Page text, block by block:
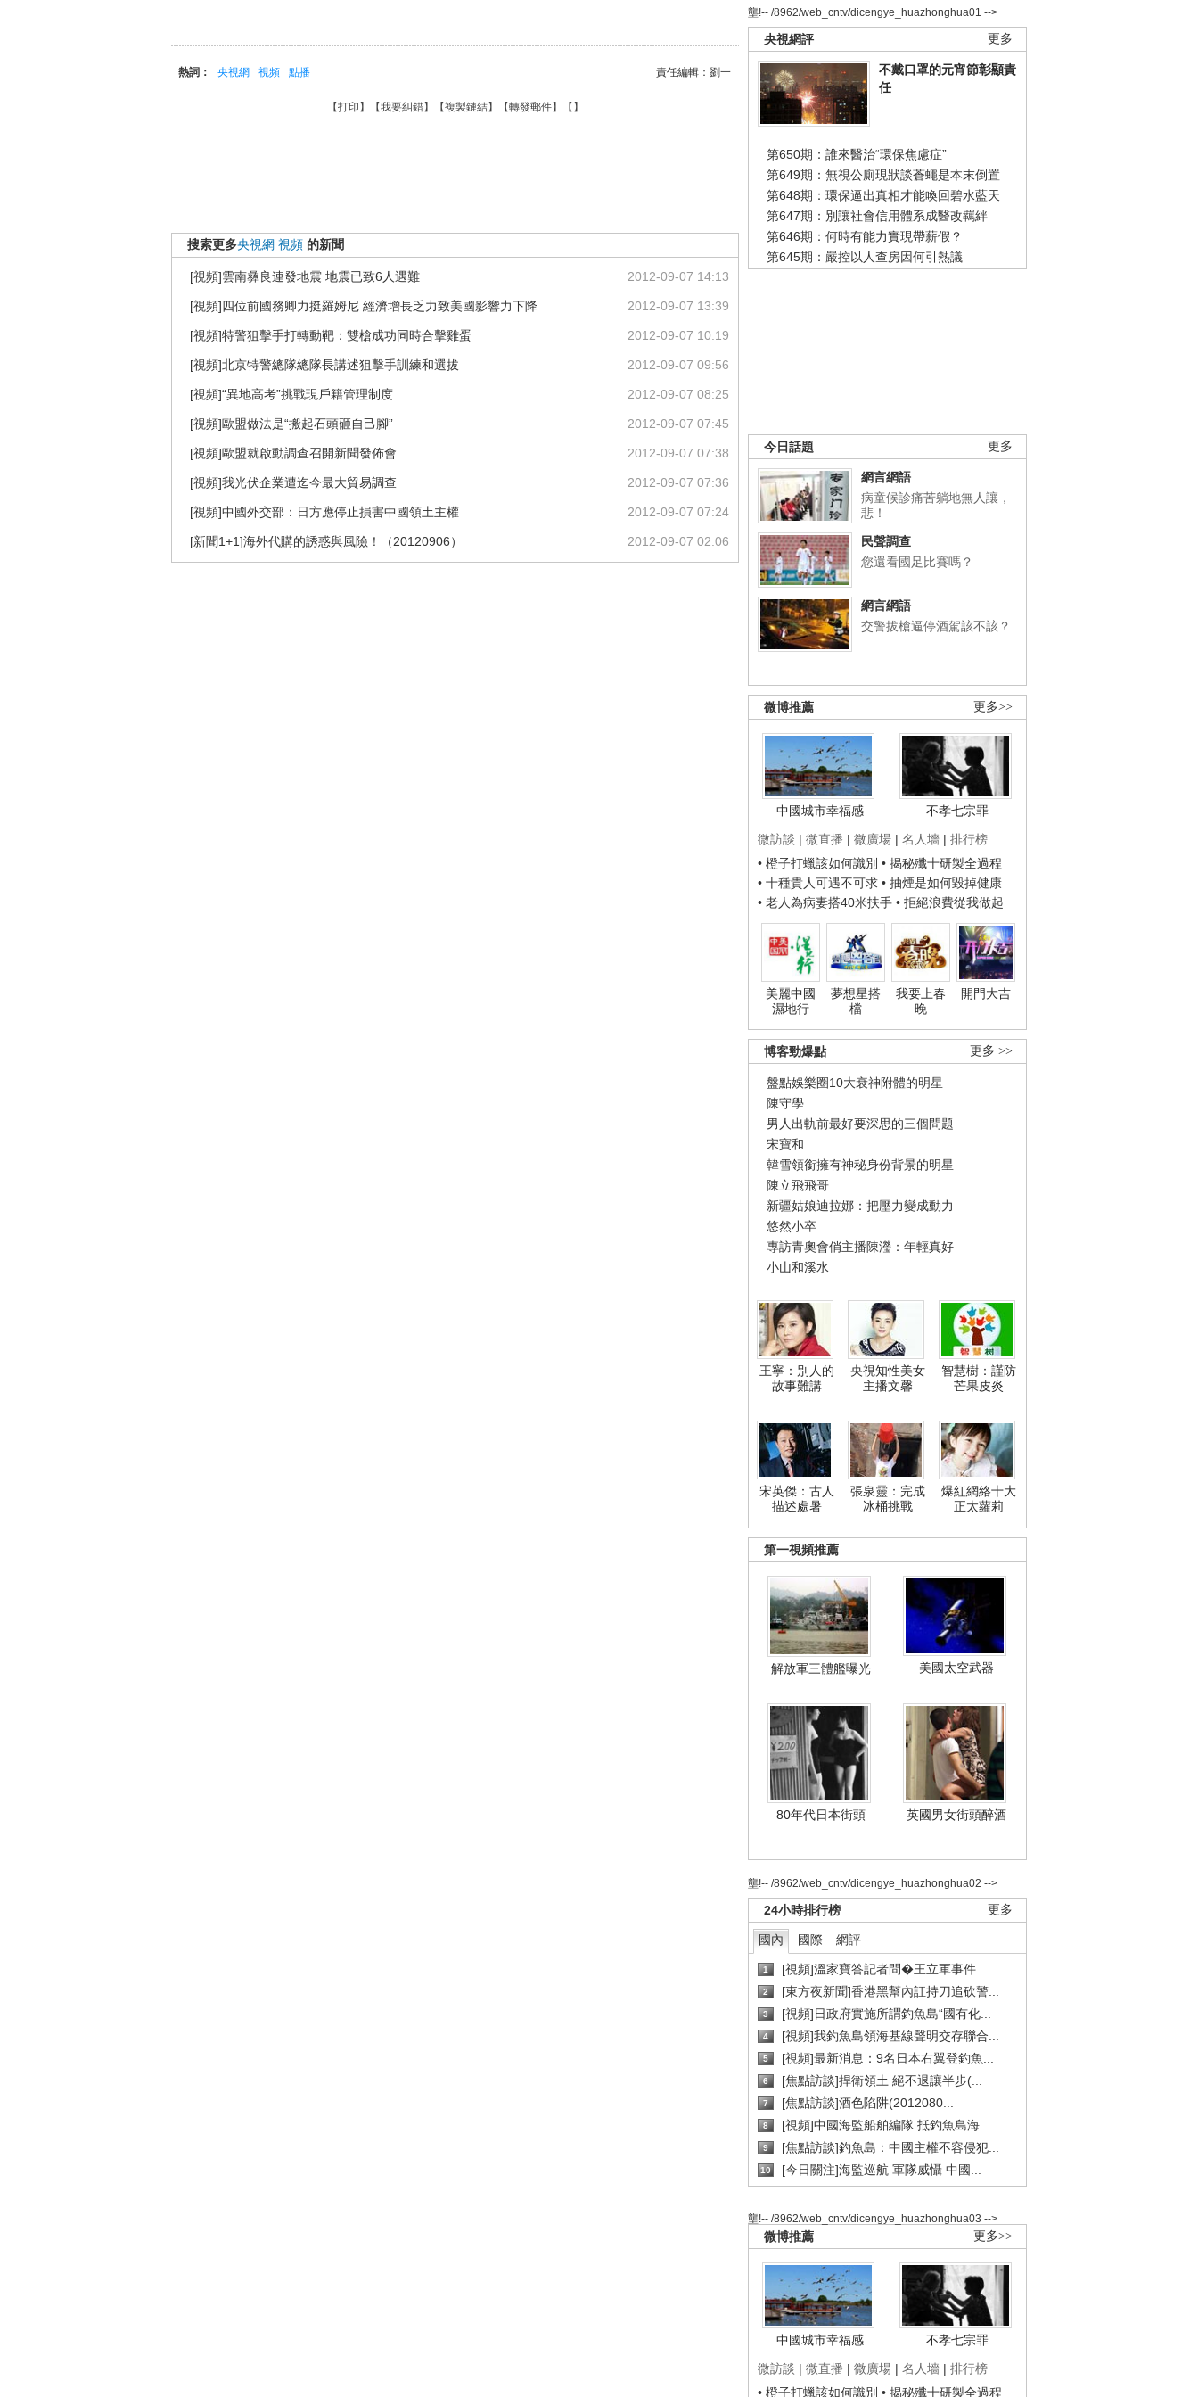
壟!-- /8962/web_cntv/dicengye_huazhonghua01 -->
更多
央視網評
不戴口罩的元宵節彰顯責
任
第650期：誰來醫治“環保焦慮症”
第649期：無視公廁現狀談蒼蠅是本末倒置
第648期：環保逼出真相才能喚回碧水藍天
第647期：別讓社會信用體系成醫改羈絆
第646期：何時有能力實現帶薪假？
第645期：嚴控以人查房因何引熱議
更多
今日話題
網言網語
病童候診痛苦躺地無人讓，
悲！
民聲調查
您還看國足比賽嗎？
網言網語
交警拔槍逼停酒駕該不該？
更多>>
微博推薦
中國城市幸福感
不孝七宗罪
微訪談 | 微直播 | 微廣場 | 名人墻 | 排行榜
• 橙子打蠟該如何識別 • 揭秘殲十研製全過程
• 十種貴人可遇不可求 • 抽煙是如何毀掉健康
• 老人為病妻搭40米扶手 • 拒絕浪費從我做起
美麗中國
濕地行
夢想星搭
檔
我要上春
晚
開門大吉
更多 >>
博客勁爆點
盤點娛樂圈10大衰神附體的明星
陳守學
男人出軌前最好要深思的三個問題
宋寶和
韓雪領銜擁有神秘身份背景的明星
陳立飛飛哥
新疆姑娘迪拉娜：把壓力變成動力
悠然小卒
專訪青奧會俏主播陳瀅：年輕真好
小山和溪水
王寧：別人的
故事難講
央視知性美女
主播文馨
智慧樹：謹防
芒果皮炎
宋英傑：古人
描述處暑
張泉靈：完成
冰桶挑戰
爆紅網絡十大
正太蘿莉
第一視頻推薦
解放軍三體艦曝光 美國太空武器
80年代日本街頭 英國男女街頭醉酒
壟!-- /8962/web_cntv/dicengye_huazhonghua02 -->
更多
24小時排行榜
國內 國際 網評
1 [視頻]溫家寶答記者問�王立軍事件
2 [東方夜新聞]香港黑幫內訌持刀追砍警...
3 [視頻]日政府實施所謂釣魚島“國有化...
4 [視頻]我釣魚島領海基線聲明交存聯合...
5 [視頻]最新消息：9名日本右翼登釣魚...
6 [焦點訪談]捍衛領土 絕不退讓半步(...
7 [焦點訪談]酒色陷阱(2012080...
8 [視頻]中國海監船舶編隊 抵釣魚島海...
9 [焦點訪談]釣魚島：中國主權不容侵犯...
10 [今日關注]海監巡航 軍隊威懾 中國...
壟!-- /8962/web_cntv/dicengye_huazhonghua03 -->
更多>>
微博推薦
中國城市幸福感
不孝七宗罪
微訪談 | 微直播 | 微廣場 | 名人墻 | 排行榜
• 橙子打蠟該如何識別 • 揭秘殲十研製全過程
責任編輯：劉一
熱詞： 央視網 視頻 點播
【打印 】【我要糾錯】【複製鏈結】【轉發郵件】【 】
搜索更多央視網 視頻 的新聞
2012-09-07 14:13
[視頻]雲南彝良連發地震 地震已致6人遇難
2012-09-07 13:39
[視頻]四位前國務卿力挺羅姆尼 經濟增長乏力致美國影響力下降
2012-09-07 10:19
[視頻]特警狙擊手打轉動靶：雙槍成功同時合擊雞蛋
2012-09-07 09:56
[視頻]北京特警總隊總隊長講述狙擊手訓練和選拔
2012-09-07 08:25
[視頻]“異地高考”挑戰現戶籍管理制度
2012-09-07 07:45
[視頻]歐盟做法是“搬起石頭砸自己腳”
2012-09-07 07:38
[視頻]歐盟就啟動調查召開新聞發佈會
2012-09-07 07:36
[視頻]我光伏企業遭迄今最大貿易調查
2012-09-07 07:24
[視頻]中國外交部：日方應停止損害中國領土主權
2012-09-07 02:06
[新聞1+1]海外代購的誘惑與風險！（20120906）